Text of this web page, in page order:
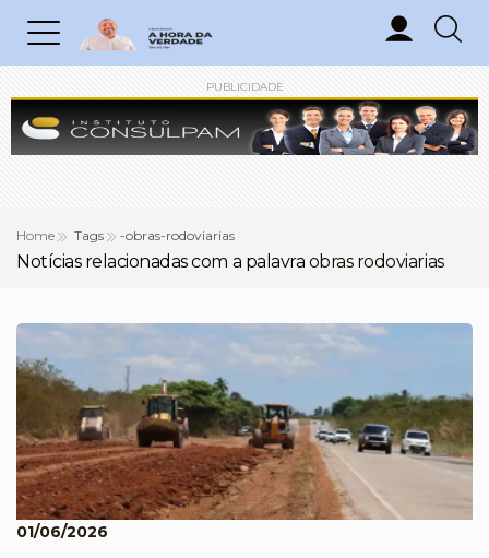
PUBLICIDADE
Home Tags -obras-rodoviarias
Notícias relacionadas com a palavra obras rodoviarias
01/06/2026